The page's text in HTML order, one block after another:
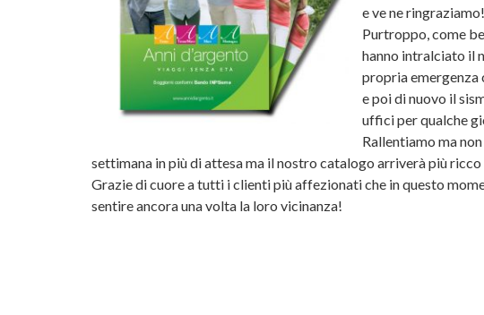
e ve ne ringraziamo!
Purtroppo, come
hanno intralciato il
propria emergenza
e poi di nuovo il
uffici per qualche
Rallentiamo ma
settimana in più di attesa ma il nostro catalogo arriverà più ricco
Grazie di cuore a tutti i clienti più affezionati che in questo
sentire ancora una volta la loro vicinanza!